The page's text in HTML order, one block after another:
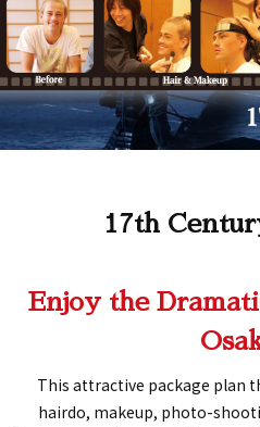
17th
Enjoy the
This attractive package plan
hairdo, makeup, photo-